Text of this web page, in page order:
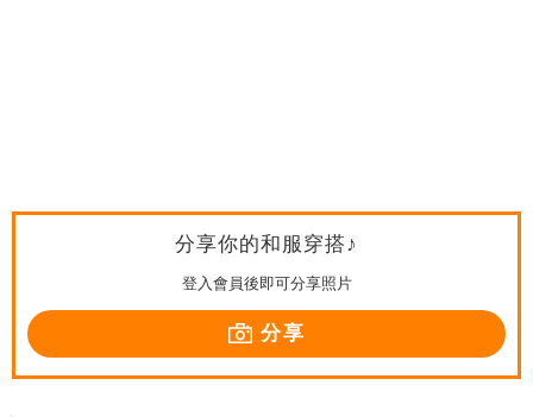
分享你的和服穿搭♪
登入會員後即可分享照片
分享